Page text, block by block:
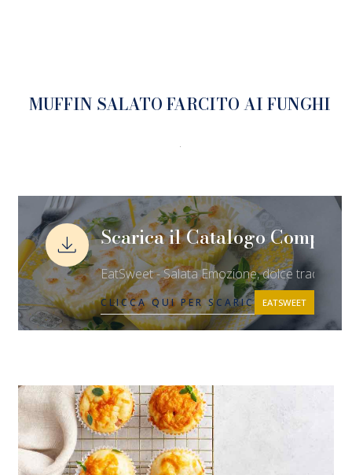
MUFFIN SALATO FARCITO AI FUNGHI
.
Scarica il Catalogo
EatSweet - Salata Emozione, dolce tradizione
CLICCA QUI PER SCARICARE IL
EATSWEET